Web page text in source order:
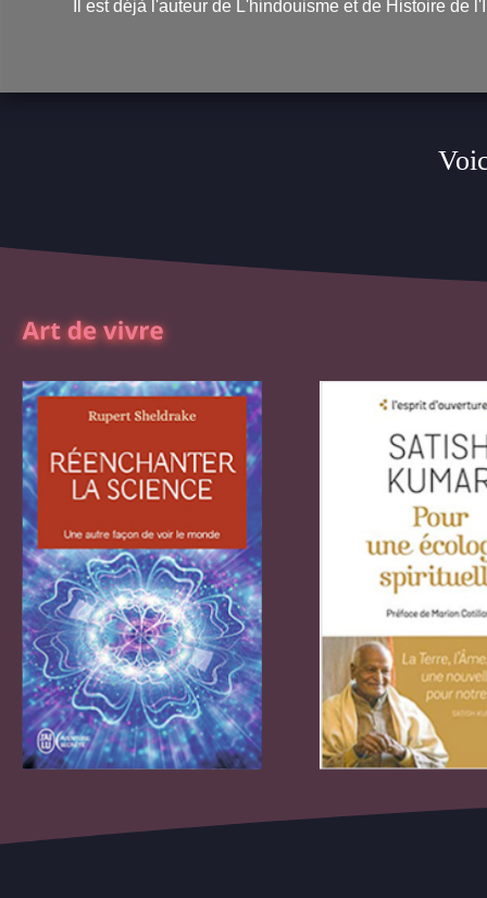
Il est déjà l'auteur de L'hindouisme et de Histoire de